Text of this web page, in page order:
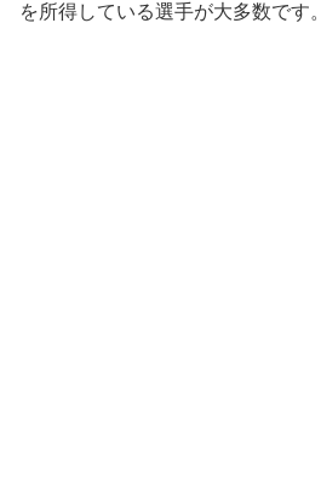
を所得している選手が大多数です。